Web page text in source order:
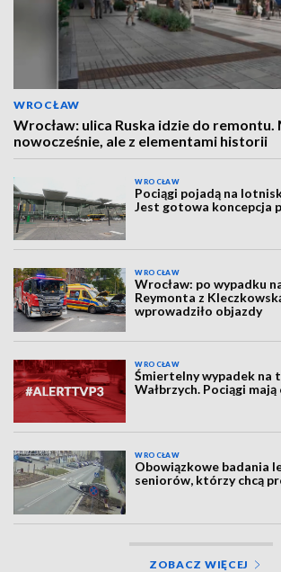
WROCŁAW
Wrocław: ulica Ruska idzie do remontu.
nowocześnie, ale z elementami historii
WROCŁAW
Pociągi pojadą na
Jest gotowa koncepcja
WROCŁAW
Wrocław: po wypadku
Reymonta z
wprowadziło objazdy
WROCŁAW
Śmiertelny wypadek na
Wałbrzych. Pociągi
WROCŁAW
Obowiązkowe badania
seniorów, którzy chcą
ZOBACZ WIĘCEJ